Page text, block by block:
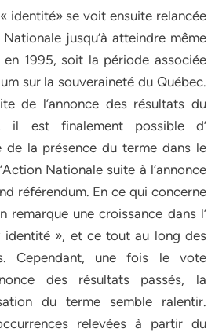
identité» se voit ensuite relancée
jusqu’à atteindre même
1995, soit la période associée
sur la souveraineté du Québec.
de l’annonce des résultats du
il est finalement possible d’
de la présence du terme dans le
Nationale suite à l’annonce
référendum. En ce qui concerne
remarque une croissance dans l’
identité », et ce tout au long des
Cependant, une fois le vote
des résultats passés, la
du terme semble ralentir.
relevées à partir du